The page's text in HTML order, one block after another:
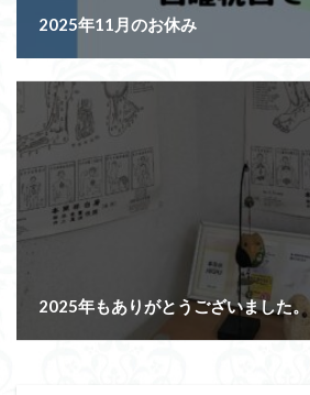
2025年11月のお休み
2025年もありがとうございました。